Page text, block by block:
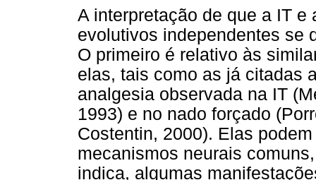
A interpretação de que a IT
evolutivos independentes se
O primeiro é relativo às
elas, tais como as já citadas
analgesia observada na IT
1993) e no nado forçado
Costentin, 2000). Elas
mecanismos neurais
indica, algumas